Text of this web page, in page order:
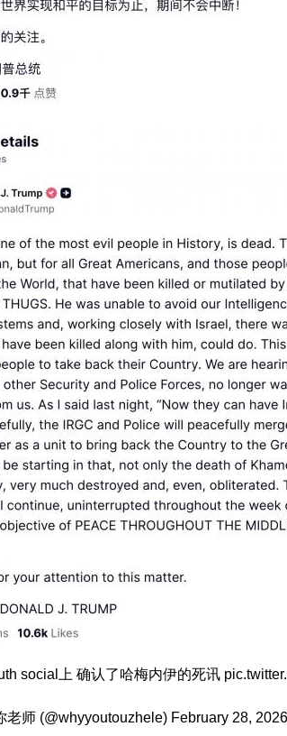
social上 确认了哈梅内伊的死讯
师 (@whyyoutouzhele) February 28, 2026